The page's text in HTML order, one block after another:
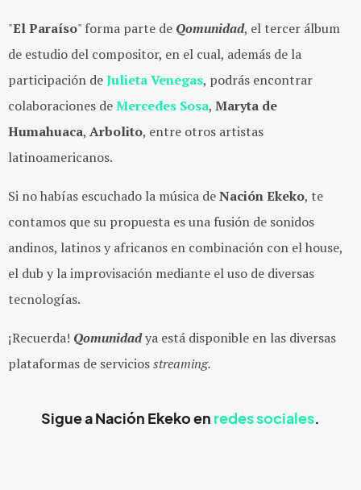
"El Paraíso" forma parte de Qomunidad, el tercer álbum
de estudio del compositor, en el cual, además de la
participación deJulieta Venegas, podrás encontrar
colaboraciones deMercedes Sosa, Maryta de
Humahuaca, Arbolito, entre otros artistas
latinoamericanos.
Si no habías escuchado la música deNación Ekeko, te
contamos que su propuesta es una fusión de sonidos
andinos, latinos y africanos en combinación con el house,
el dub y la improvisación mediante el uso de diversas
tecnologías.
¡Recuerda! Qomunidadya está disponible en las diversas
plataformas de serviciosstreaming.
Sigue a Nación Ekeko en redes sociales.